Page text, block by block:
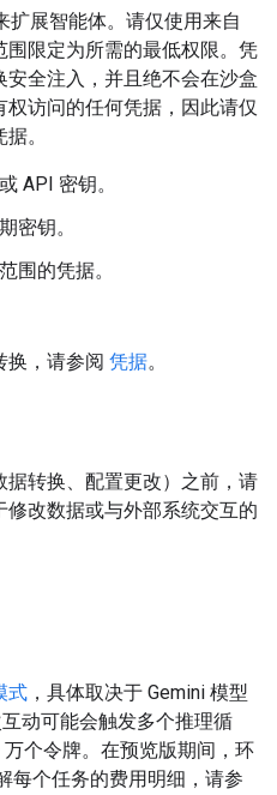
扩展智能体。请仅使用来自
限定为所需的最低权限。凭
全注入，并且绝不会在沙盒
访问的任何凭据，因此请仅
。
API 密钥。
密钥。
围的凭据。
换，请参阅 凭据。
转换、配置更改）之前，请
改数据或与外部系统交互的
式 ，具体取决于 Gemini 模型
动可能会触发多个推理循
个令牌。在预览版期间，环
每个任务的费用明细，请参